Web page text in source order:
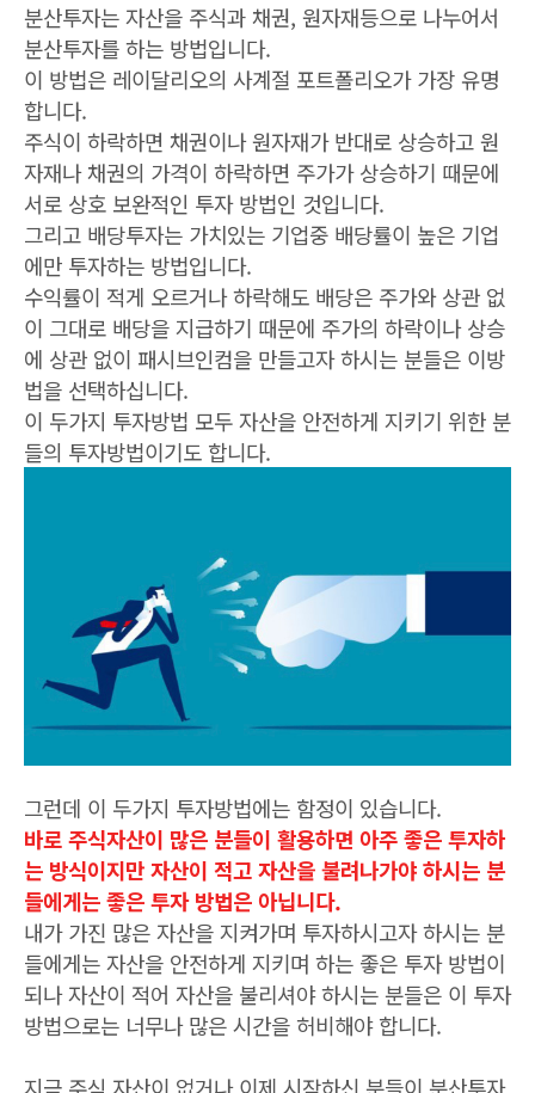
분산투자는 자산을 주식과 채권, 원자재등으로 나누어서
분산투자를 하는 방법입니다.
이 방법은 레이달리오의 사계절 포트폴리오가 가장 유명
합니다.
주식이 하락하면 채권이나 원자재가 반대로 상승하고 원
자재나 채권의 가격이 하락하면 주가가 상승하기 때문에
서로 상호 보완적인 투자 방법인 것입니다.
그리고 배당투자는 가치있는 기업중 배당률이 높은 기업
에만 투자하는 방법입니다.
수익률이 적게 오르거나 하락해도 배당은 주가와 상관 없
이 그대로 배당을 지급하기 때문에 주가의 하락이나 상승
에 상관 없이 패시브인컴을 만들고자 하시는 분들은 이방
법을 선택하십니다.
이 두가지 투자방법 모두 자산을 안전하게 지키기 위한 분
들의 투자방법이기도 합니다.
그런데 이 두가지 투자방법에는 함정이 있습니다.
바로 주식자산이 많은 분들이 활용하면 아주 좋은 투자하
는 방식이지만 자산이 적고 자산을 불려나가야 하시는 분
들에게는 좋은 투자 방법은 아닙니다.
내가 가진 많은 자산을 지켜가며 투자하시고자 하시는 분
들에게는 자산을 안전하게 지키며 하는 좋은 투자 방법이
되나 자산이 적어 자산을 불리셔야 하시는 분들은 이 투자
방법으로는 너무나 많은 시간을 허비해야 합니다.